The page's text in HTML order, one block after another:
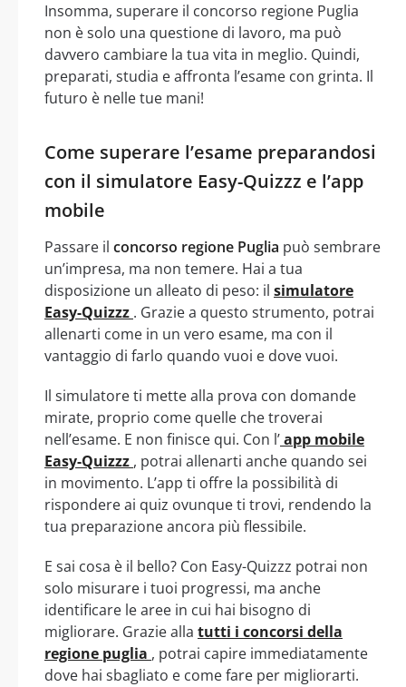
Insomma, superare il concorso regione Puglia
non è solo una questione di lavoro, ma può
davvero cambiare la tua vita in meglio. Quindi,
preparati, studia e affronta l’esame con grinta. Il
futuro è nelle tue mani!
Come superare l’esame preparandosi
con il simulatore Easy-Quizzz e l’app
mobile
Passare il concorso regione Puglia può sembrare
un’impresa, ma non temere. Hai a tua
disposizione un alleato di peso: il simulatore
Easy-Quizzz . Grazie a questo strumento, potrai
allenarti come in un vero esame, ma con il
vantaggio di farlo quando vuoi e dove vuoi.
Il simulatore ti mette alla prova con domande
mirate, proprio come quelle che troverai
nell’esame. E non finisce qui. Con l’app mobile
Easy-Quizzz , potrai allenarti anche quando sei
in movimento. L’app ti offre la possibilità di
rispondere ai quiz ovunque ti trovi, rendendo la
tua preparazione ancora più flessibile.
E sai cosa è il bello? Con Easy-Quizzz potrai non
solo misurare i tuoi progressi, ma anche
identificare le aree in cui hai bisogno di
migliorare. Grazie alla tutti i concorsi della
regione puglia , potrai capire immediatamente
dove hai sbagliato e come fare per migliorarti.